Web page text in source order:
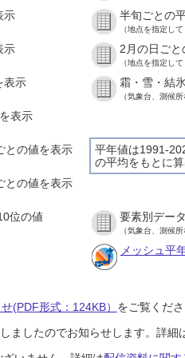
示 半旬ごとの
（地点を指定して
示 2月の日ご
（地点を指定して
表示 霜・雪・結
（気象台、測候
表示
平年値は1991-
の平均をもとに算
との値を表示
との値を表示
位の値 要素別デー
（気象台、測候
メッシュ平
(PDF形式：124KB） をご覧くださ
ましたのでお知らせします。詳細